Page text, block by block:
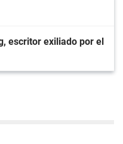
escritor exiliado por el